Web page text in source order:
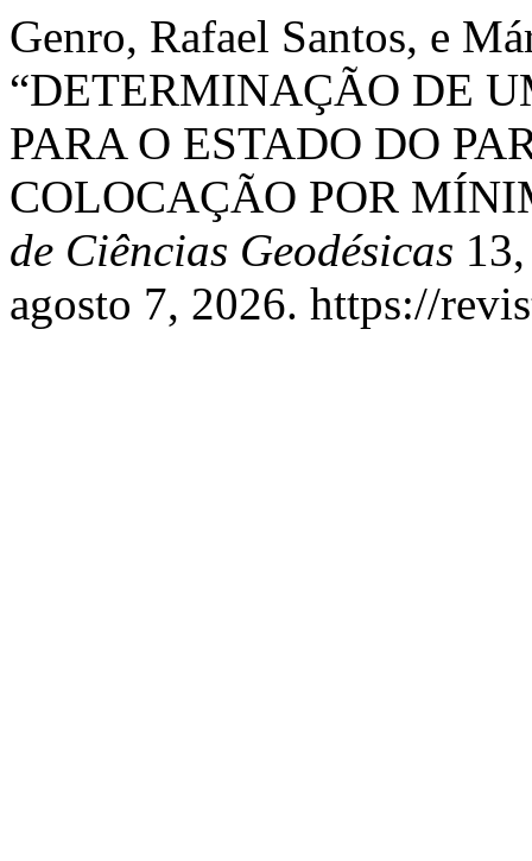
Genro, Rafael Santos, e
“DETERMINAÇÃO DE
PARA O ESTADO DO
COLOCAÇÃO POR
de Ciências Geodésicas
agosto 7, 2026. https://